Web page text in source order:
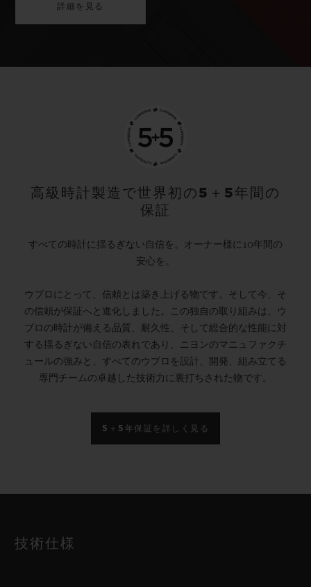
詳細を見る
高級時計製造で世界初の5＋5年間の
保証
すべての時計に揺るぎない自信を。オーナー様に10年間の
安心を。
ウブロにとって、信頼とは築き上げる物です。そして今、そ
の信頼が保証へと進化しました。この独自の取り組みは、ウ
ブロの時計が備える品質、耐久性、そして総合的な性能に対
する揺るぎない自信の表れであり、ニヨンのマニュファクチ
ュールの強みと、すべてのウブロを設計、開発、組み立てる
専門チームの卓越した技術力に裏打ちされた物です。
5＋5年保証を詳しく見る
技術仕様